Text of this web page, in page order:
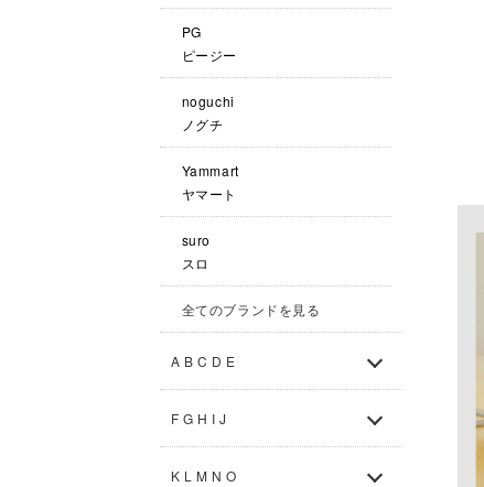
PG
ピージー
noguchi
ノグチ
Yammart
ヤマート
suro
スロ
全てのブランドを見る
A B C D E
F G H I J
K L M N O